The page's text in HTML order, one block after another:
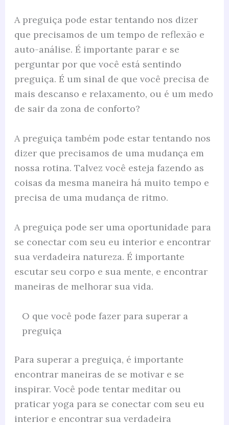
A preguiça pode estar tentando nos dizer
que precisamos de um tempo de reflexão e
auto-análise. É importante parar e se
perguntar por que você está sentindo
preguiça. É um sinal de que você precisa de
mais descanso e relaxamento, ou é um medo
de sair da zona de conforto?
A preguiça também pode estar tentando nos
dizer que precisamos de uma mudança em
nossa rotina. Talvez você esteja fazendo as
coisas da mesma maneira há muito tempo e
precisa de uma mudança de ritmo.
A preguiça pode ser uma oportunidade para
se conectar com seu eu interior e encontrar
sua verdadeira natureza. É importante
escutar seu corpo e sua mente, e encontrar
maneiras de melhorar sua vida.
O que você pode fazer para superar a
preguiça
Para superar a preguiça, é importante
encontrar maneiras de se motivar e se
inspirar. Você pode tentar meditar ou
praticar yoga para se conectar com seu eu
interior e encontrar sua verdadeira